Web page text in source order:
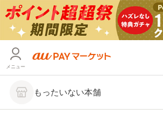
メニュー
もったいない本舗